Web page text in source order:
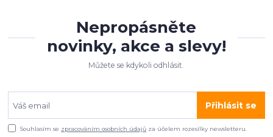
Nepropásněte
novinky, akce a slevy!
Můžete se kdykoli odhlásit.
Přihlásit se
Souhlasím se zpracováním osobních údajů za účelem rozesílky newsletteru.